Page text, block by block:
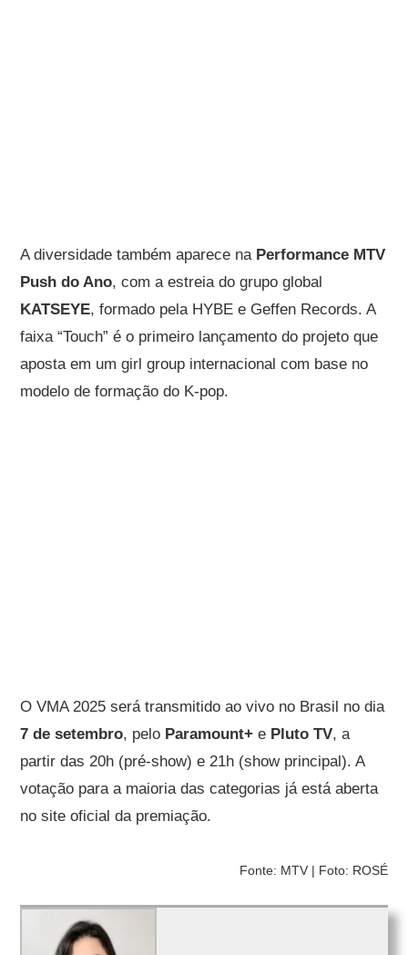
A diversidade também aparece na Performance MTV
Push do Ano, com a estreia do grupo global
KATSEYE, formado pela HYBE e Geffen Records. A
faixa “Touch” é o primeiro lançamento do projeto que
aposta em um girl group internacional com base no
modelo de formação do K-pop.
O VMA 2025 será transmitido ao vivo no Brasil no dia
7 de setembro, pelo Paramount+ e Pluto TV, a
partir das 20h (pré-show) e 21h (show principal). A
votação para a maioria das categorias já está aberta
no site oficial da premiação.
Fonte: MTV | Foto: ROSÉ